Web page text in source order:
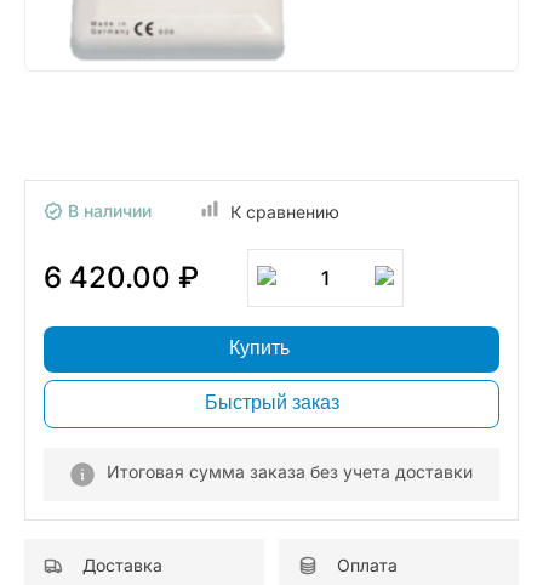
В наличии К сравнению
6 420.00 ₽ 1
Купить
Быстрый заказ
Итоговая сумма заказа без учета доставки
Доставка Оплата